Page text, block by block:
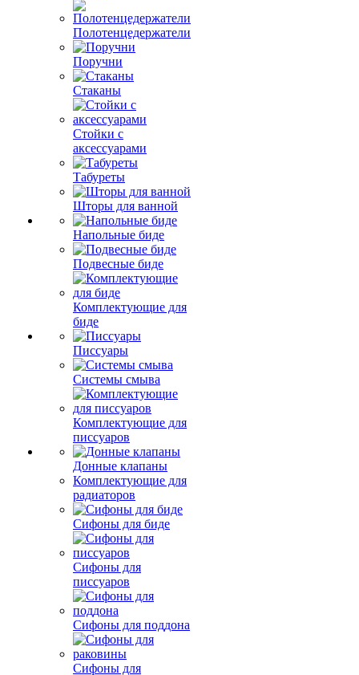
Полотенцедержатели
Поручни
Стаканы
Стойки с
аксессуарами
Табуреты
Шторы для ванной
Напольные биде
Подвесные биде
Комплектующие для
биде
Писсуары
Системы смыва
Комплектующие для
писсуаров
Донные клапаны
Комплектующие для
радиаторов
Сифоны для биде
Сифоны для
писсуаров
Сифоны для поддона
Сифоны для